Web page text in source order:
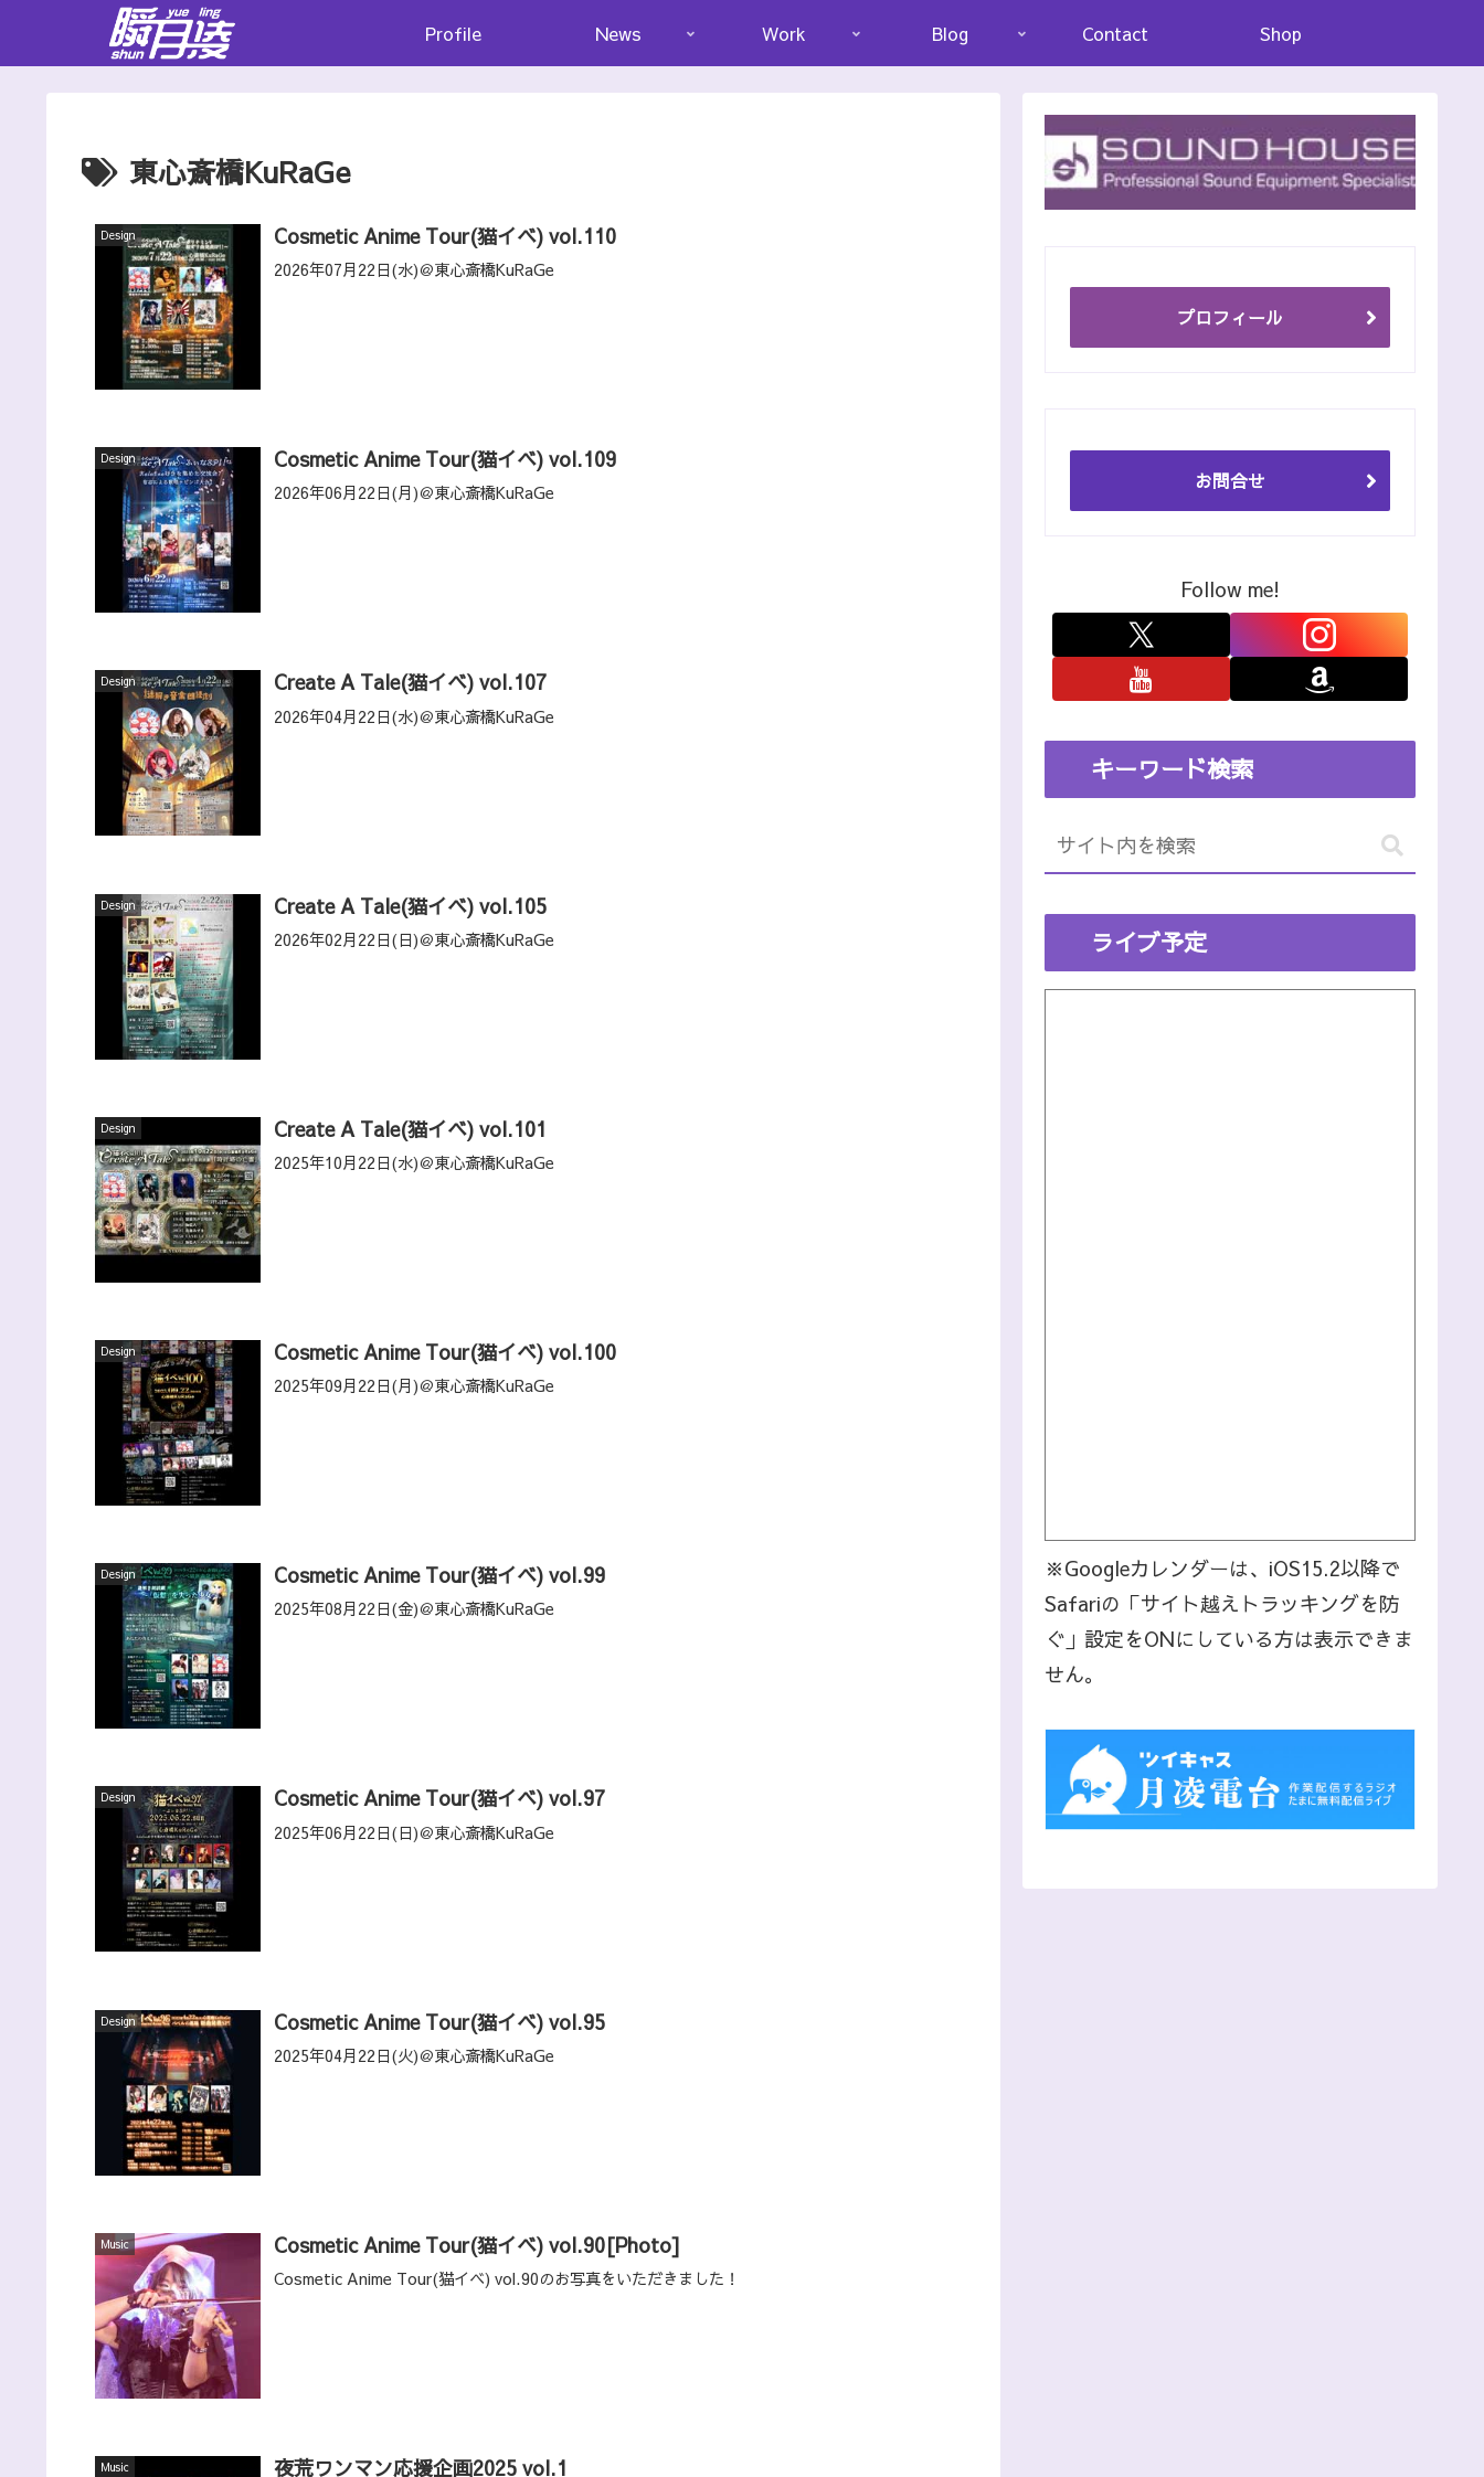
Profile News Work Blog Contact Shop
東心斎橋KuRaGe
Design Cosmetic Anime Tour(猫イベ) vol.110
2026年07月22日(水)＠東心斎橋KuRaGe
Design Cosmetic Anime Tour(猫イベ) vol.109
2026年06月22日(月)＠東心斎橋KuRaGe
Design Create A Tale(猫イベ) vol.107
2026年04月22日(水)＠東心斎橋KuRaGe
Design Create A Tale(猫イベ) vol.105
2026年02月22日(日)＠東心斎橋KuRaGe
Design Create A Tale(猫イベ) vol.101
2025年10月22日(水)＠東心斎橋KuRaGe
Design Cosmetic Anime Tour(猫イベ) vol.100
2025年09月22日(月)＠東心斎橋KuRaGe
Design Cosmetic Anime Tour(猫イベ) vol.99
2025年08月22日(金)＠東心斎橋KuRaGe
Design Cosmetic Anime Tour(猫イベ) vol.97
2025年06月22日(日)＠東心斎橋KuRaGe
Design Cosmetic Anime Tour(猫イベ) vol.95
2025年04月22日(火)＠東心斎橋KuRaGe
Music Cosmetic Anime Tour(猫イベ) vol.90[Photo]
Cosmetic Anime Tour(猫イベ) vol.90のお写真をいただきました！
Music 夜荒ワンマン応援企画2025 vol.1
プロフィール
お問合せ
Follow me!
キーワード検索
ライブ予定
※Googleカレンダーは、iOS15.2以降で
Safariの「サイト越えトラッキングを防
ぐ」設定をONにしている方は表示できま
せん。